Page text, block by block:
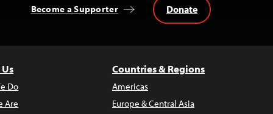
Become a Supporter Donate
Do
Are
Countries & Regions
Americas
Europe & Central Asia